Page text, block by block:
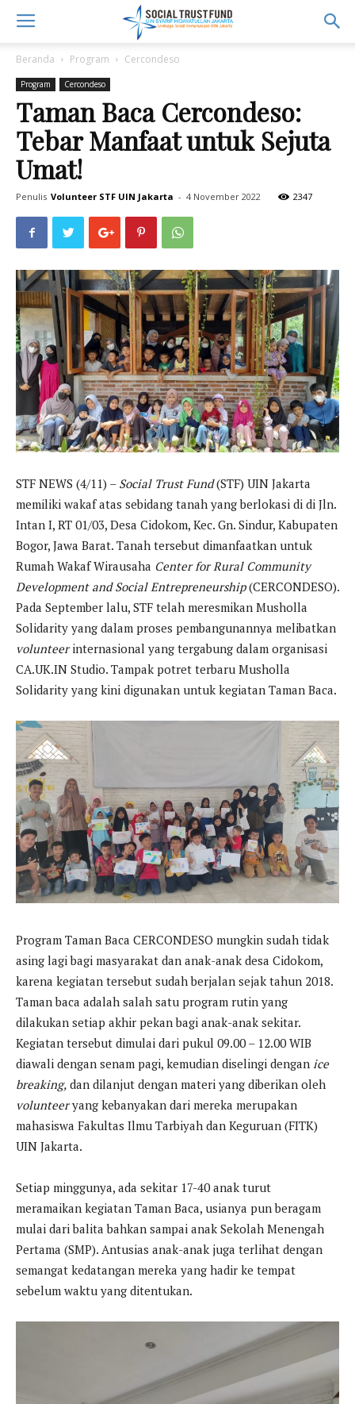
Beranda Program Cercondeso
Program Cercondeso
Taman Baca Cercondeso:
Tebar Manfaat untuk Sejuta
Umat!
Penulis Volunteer STF UIN Jakarta - 4 November 2022 2347
STF NEWS (4/11) – Social Trust Fund(STF) UIN Jakarta
memiliki wakaf atas sebidang tanah yang berlokasi di di Jln.
Intan I, RT 01/03, Desa Cidokom, Kec. Gn. Sindur, Kabupaten
Bogor, Jawa Barat. Tanah tersebut dimanfaatkan untuk
Rumah Wakaf Wirausaha Center for Rural Community
Development and Social Entrepreneurship(CERCONDESO).
Pada September lalu, STF telah meresmikan Musholla
Solidarity yang dalam proses pembangunannya melibatkan
volunteerinternasional yang tergabung dalam organisasi
CA.UK.IN Studio. Tampak potret terbaru Musholla
Solidarity yang kini digunakan untuk kegiatan Taman Baca.
Program Taman Baca CERCONDESO mungkin sudah tidak
asing lagi bagi masyarakat dan anak-anak desa Cidokom,
karena kegiatan tersebut sudah berjalan sejak tahun 2018.
Taman baca adalah salah satu program rutin yang
dilakukan setiap akhir pekan bagi anak-anak sekitar.
Kegiatan tersebut dimulai dari pukul 09.00 – 12.00 WIB
diawali dengan senam pagi, kemudian diselingi dengan ice
breaking, dan dilanjut dengan materi yang diberikan oleh
volunteeryang kebanyakan dari mereka merupakan
mahasiswa Fakultas Ilmu Tarbiyah dan Keguruan (FITK)
UIN Jakarta.
Setiap minggunya, ada sekitar 17-40 anak turut
meramaikan kegiatan Taman Baca, usianya pun beragam
mulai dari balita bahkan sampai anak Sekolah Menengah
Pertama (SMP). Antusias anak-anak juga terlihat dengan
semangat kedatangan mereka yang hadir ke tempat
sebelum waktu yang ditentukan.